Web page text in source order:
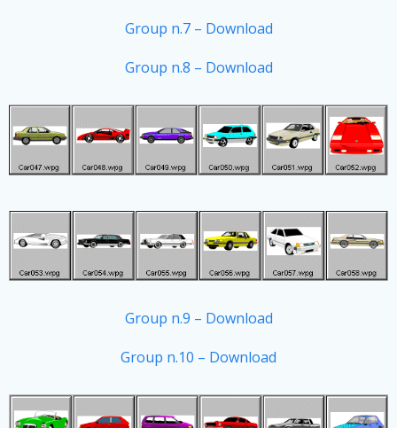
Group n.7 – Download
Group n.8 – Download
Group n.9 – Download
Group n.10 – Download